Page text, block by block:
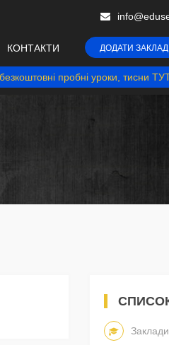
КОНТАКТИ ДОДАТИ ЗАКЛАД
пробні уроки, тисни